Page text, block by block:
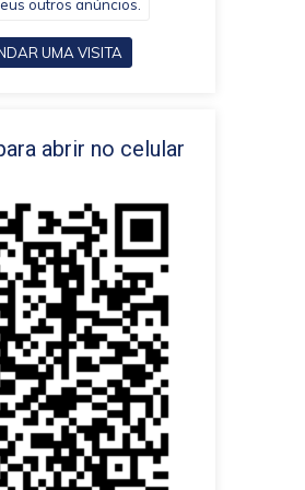
outros anúncios.
UMA VISITA
abrir no celular